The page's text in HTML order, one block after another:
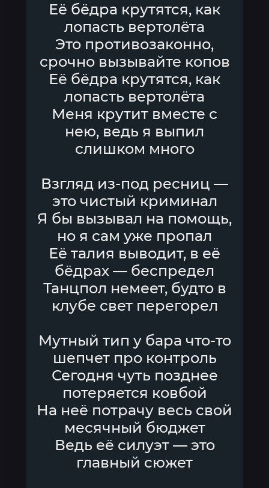
Её бёдра крутятся, как
лопасть вертолёта
Это противозаконно,
срочно вызывайте копов
Её бёдра крутятся, как
лопасть вертолёта
Меня крутит вместе с
нею, ведь я выпил
слишком много
Взгляд из-под ресниц —
это чистый криминал
Я бы вызывал на помощь,
но я сам уже пропал
Её талия выводит, в её
бёдрах — беспредел
Танцпол немеет, будто в
клубе свет перегорел
Мутный тип у бара что-то
шепчет про контроль
Сегодня чуть позднее
потеряется ковбой
На неё потрачу весь свой
месячный бюджет
Ведь её силуэт — это
главный сюжет